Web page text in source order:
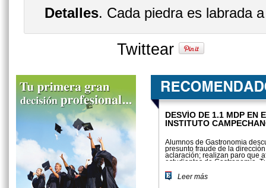
Detalles. Cada piedra es labrada
Twittear
DESVÍO DE 1.1 MDP EN
INSTITUTO
Alumnos de Gastronomía
presunto fraude de la
aclaración; realizan paro que
estudiantes de Gastronomía,
Leer más